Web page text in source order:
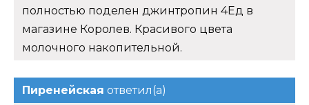
полностью поделен джинтропин 4Ед в
магазине Королев. Красивого цвета
молочного накопительной.
Пиренейская ответил(а)